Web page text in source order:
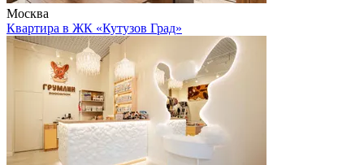
Москва
Квартира в ЖК «Кутузов Град»